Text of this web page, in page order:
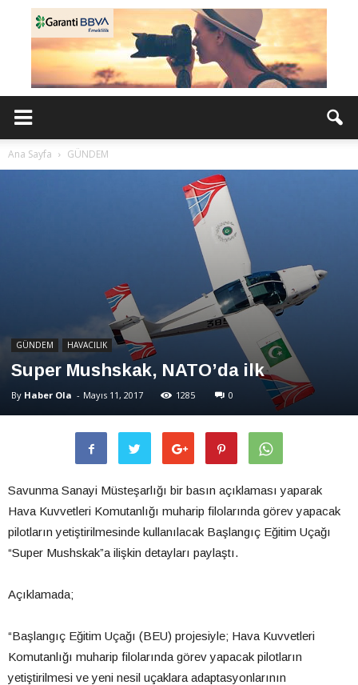
Ana Sayfa GÜNDEM
GÜNDEM HAVACILIK
Super Mushskak, NATO’da ilk
By Haber Ola - Mayıs 11, 2017 1285 0
Savunma Sanayi Müsteşarlığı bir basın açıklaması yaparak
Hava Kuvvetleri Komutanlığı muharip filolarında görev yapacak
pilotların yetiştirilmesinde kullanılacak Başlangıç Eğitim Uçağı
“Super Mushskak”a ilişkin detayları paylaştı.
Açıklamada;
“Başlangıç Eğitim Uçağı (BEU) projesiyle; Hava Kuvvetleri
Komutanlığı muharip filolarında görev yapacak pilotların
yetiştirilmesi ve yeni nesil uçaklara adaptasyonlarının